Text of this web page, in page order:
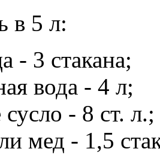
в 5 л:
- 3 стакана;
вода - 4 л;
- 8 ст. л.;
мед - 1,5